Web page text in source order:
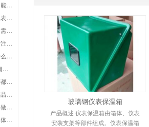
玻璃钢仪表保温箱
产品概述 仪表保温箱由箱体、仪表
安装支架等部件组成。仪表保温箱